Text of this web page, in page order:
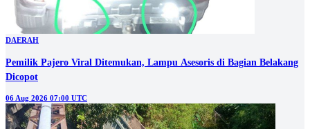
DAERAH
Pemilik Pajero Viral Ditemukan, Lampu Asesoris di Bagian Belakang
Dicopot
06 Aug 2026 07:00 UTC